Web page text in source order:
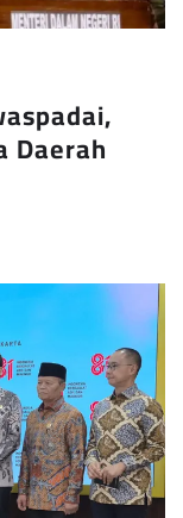
Daerah